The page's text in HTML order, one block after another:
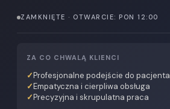
ZAMKNIĘTE · OTWARCIE: PON 12:00
ZA CO CHWALĄ KLIENCI
Profesjonalne podejście do pacjenta
Empatyczna i cierpliwa obsługa
Precyzyjna i skrupulatna praca